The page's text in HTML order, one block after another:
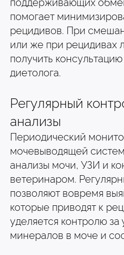
помогает
рецидивов. При
или же при рецидивах
получить
диетолога.
Регулярный
анализы
Периодический
мочевыводящей
анализы мочи, УЗИ и
ветеринаром.
позволяют вовремя
которые приводят к
уделяется контролю
минералов в моче и